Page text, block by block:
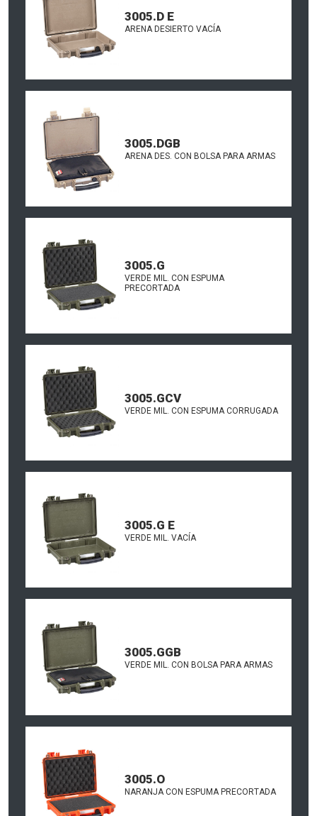
3005.D E
ARENA DESIERTO VACÍA
3005.DGB
ARENA DES. CON BOLSA PARA ARMAS
3005.G
VERDE MIL. CON ESPUMA
PRECORTADA
3005.GCV
VERDE MIL. CON ESPUMA CORRUGADA
3005.G E
VERDE MIL. VACÍA
3005.GGB
VERDE MIL. CON BOLSA PARA ARMAS
3005.O
NARANJA CON ESPUMA PRECORTADA